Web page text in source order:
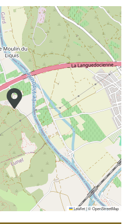
Leaflet|©OpenStreetMap